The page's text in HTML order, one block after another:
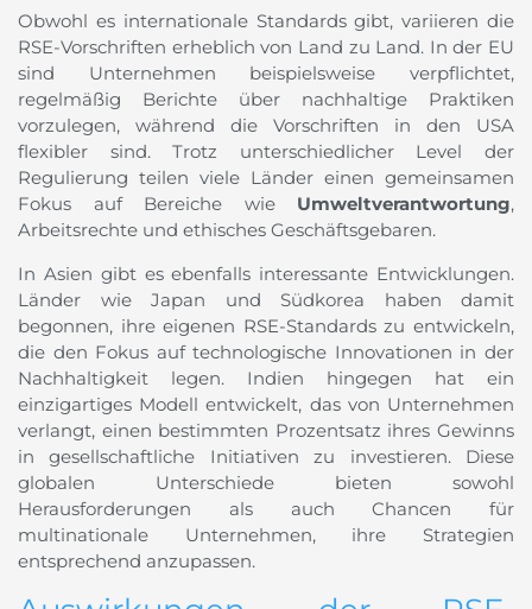
Obwohl es internationale Standards gibt, variieren die
RSE-Vorschriften erheblich von Land zu Land. In der EU
sind Unternehmen beispielsweise verpflichtet,
regelmäßig Berichte über nachhaltige Praktiken
vorzulegen, während die Vorschriften in den USA
flexibler sind. Trotz unterschiedlicher Level der
Regulierung teilen viele Länder einen gemeinsamen
Fokus auf Bereiche wie Umweltverantwortung,
Arbeitsrechte und ethisches Geschäftsgebaren.
In Asien gibt es ebenfalls interessante Entwicklungen.
Länder wie Japan und Südkorea haben damit
begonnen, ihre eigenen RSE-Standards zu entwickeln,
die den Fokus auf technologische Innovationen in der
Nachhaltigkeit legen. Indien hingegen hat ein
einzigartiges Modell entwickelt, das von Unternehmen
verlangt, einen bestimmten Prozentsatz ihres Gewinns
in gesellschaftliche Initiativen zu investieren. Diese
globalen Unterschiede bieten sowohl
Herausforderungen als auch Chancen für
multinationale Unternehmen, ihre Strategien
entsprechend anzupassen.